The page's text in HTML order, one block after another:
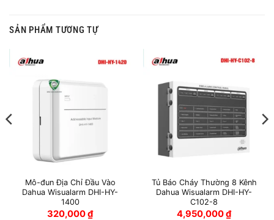
SẢN PHẨM TƯƠNG TỰ
Mô-đun Địa Chỉ Đầu Vào
Dahua Wisualarm DHI-HY-
1400
320,000₫
Tủ Báo Cháy Thường 8 Kênh
Dahua Wisualarm DHI-HY-
C102-8
4,950,000₫